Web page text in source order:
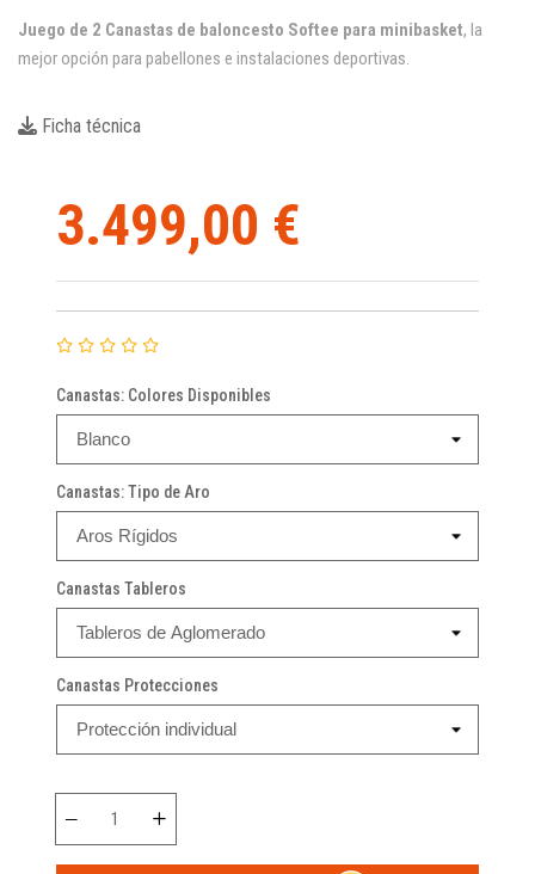
Juego de 2 Canastas de baloncesto Softee para minibasket, la
mejor opción para pabellones e instalaciones deportivas.
Ficha técnica
3.499,00 €
Canastas: Colores Disponibles
Canastas: Tipo de Aro
Canastas Tableros
Canastas Protecciones